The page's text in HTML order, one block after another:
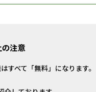
注意
べて「無料」になります。